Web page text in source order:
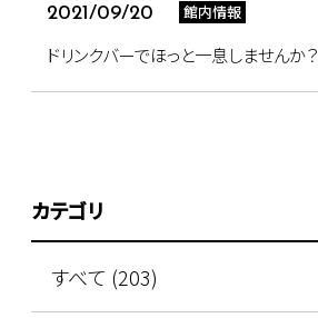
2021/09/20 館内情報
ドリンクバーでほっと一息しませんか？
カテゴリ
すべて (203)